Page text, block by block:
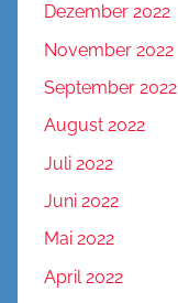
Dezember 2022
November 2022
September 2022
August 2022
Juli 2022
Juni 2022
Mai 2022
April 2022